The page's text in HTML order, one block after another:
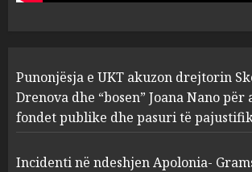
1
pasuri të
2
Apolonia-
procedim penal
Kokëdhimën
MARCH 27, 2025
Punonjësja e UKT akuzon drejtorin
Drenova dhe “bosen” Joana Nano për
fondet publike dhe pasuri të
Incidenti në ndeshjen Apolonia-